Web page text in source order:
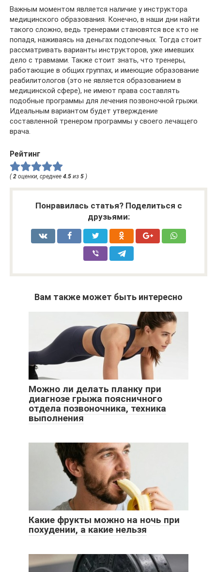
Важным моментом является наличие у инструктора
медицинского образования. Конечно, в наши дни найти
такого сложно, ведь тренерами становятся все кто не
попадя, наживаясь на деньгах подопечных. Тогда стоит
рассматривать варианты инструкторов, уже имевших
дело с травмами. Также стоит знать, что тренеры,
работающие в общих группах, и имеющие образование
реабилитологов (это не является образованием в
медицинской сфере), не имеют права составлять
подобные программы для лечения позвоночной грыжи.
Идеальным вариантом будет утверждение
составленной тренером программы у своего лечащего
врача.
Рейтинг
( 2 оценки, среднее 4.5 из 5 )
Понравилась статья? Поделиться с
друзьями:
Вам также может быть интересно
Можно ли делать планку при
диагнозе грыжа поясничного
отдела позвоночника, техника
выполнения
Какие фрукты можно на ночь при
похудении, а какие нельзя